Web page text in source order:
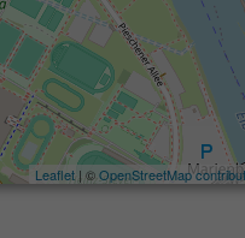
Leaflet| ©OpenStreetMap